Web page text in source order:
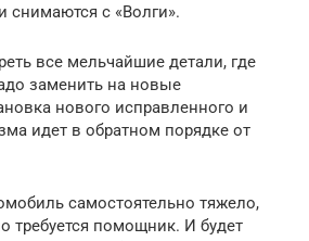
снимаются с «Волги».
все мельчайшие детали, где
заменить на новые
нового исправленного и
идет в обратном порядке от
самостоятельно тяжело,
требуется помощник. И будет